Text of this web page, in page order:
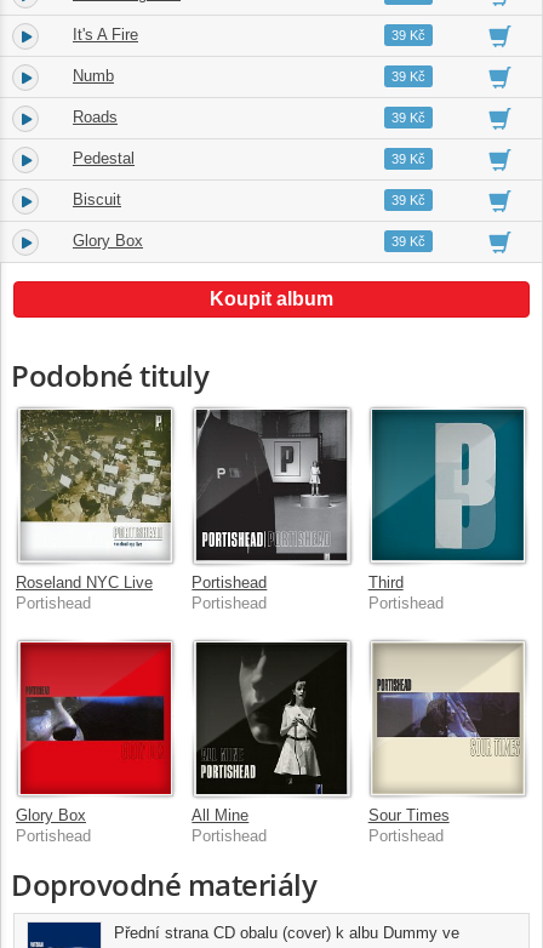
6. It's A Fire 03:4539 Kč
7. Numb 03:5539 Kč
8. Roads 05:0339 Kč
9. Pedestal 03:3739 Kč
10. Biscuit 05:0139 Kč
11. Glory Box 05:0639 Kč
Koupit album
Podobné tituly
Roseland NYC Live
Portishead
Portishead
Portishead
Third
Portishead
Glory Box
Portishead
All Mine
Portishead
Sour Times
Portishead
Doprovodné materiály
Přední strana CD obalu (cover) k albu Dummy ve